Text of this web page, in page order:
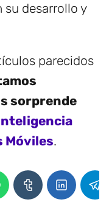
su desarrollo y
parecidos
sorprende
.